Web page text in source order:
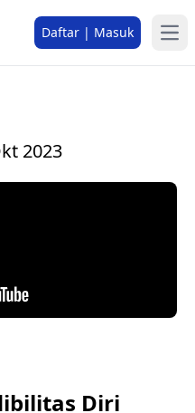
Daftar | Masuk
2023
Diri